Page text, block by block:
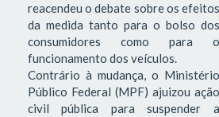
reacendeu o debate sobre os efeitos
da medida tanto para o bolso dos
consumidores como para o
funcionamento dos veículos.
Contrário à mudança, o Ministério
Público Federal (MPF) ajuizou ação
civil pública para suspender a